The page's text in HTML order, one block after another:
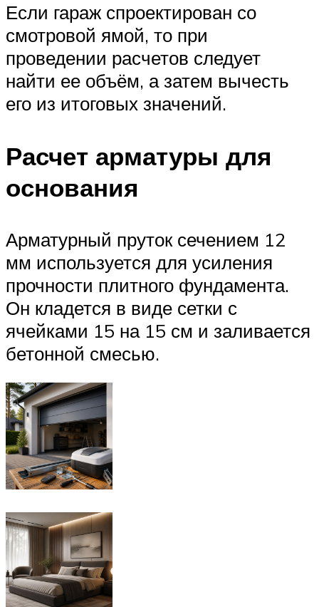
Если гараж спроектирован со
смотровой ямой, то при
проведении расчетов следует
найти ее объём, а затем вычесть
его из итоговых значений.
Расчет арматуры для
основания
Арматурный пруток сечением 12
мм используется для усиления
прочности плитного фундамента.
Он кладется в виде сетки с
ячейками 15 на 15 см и заливается
бетонной смесью.